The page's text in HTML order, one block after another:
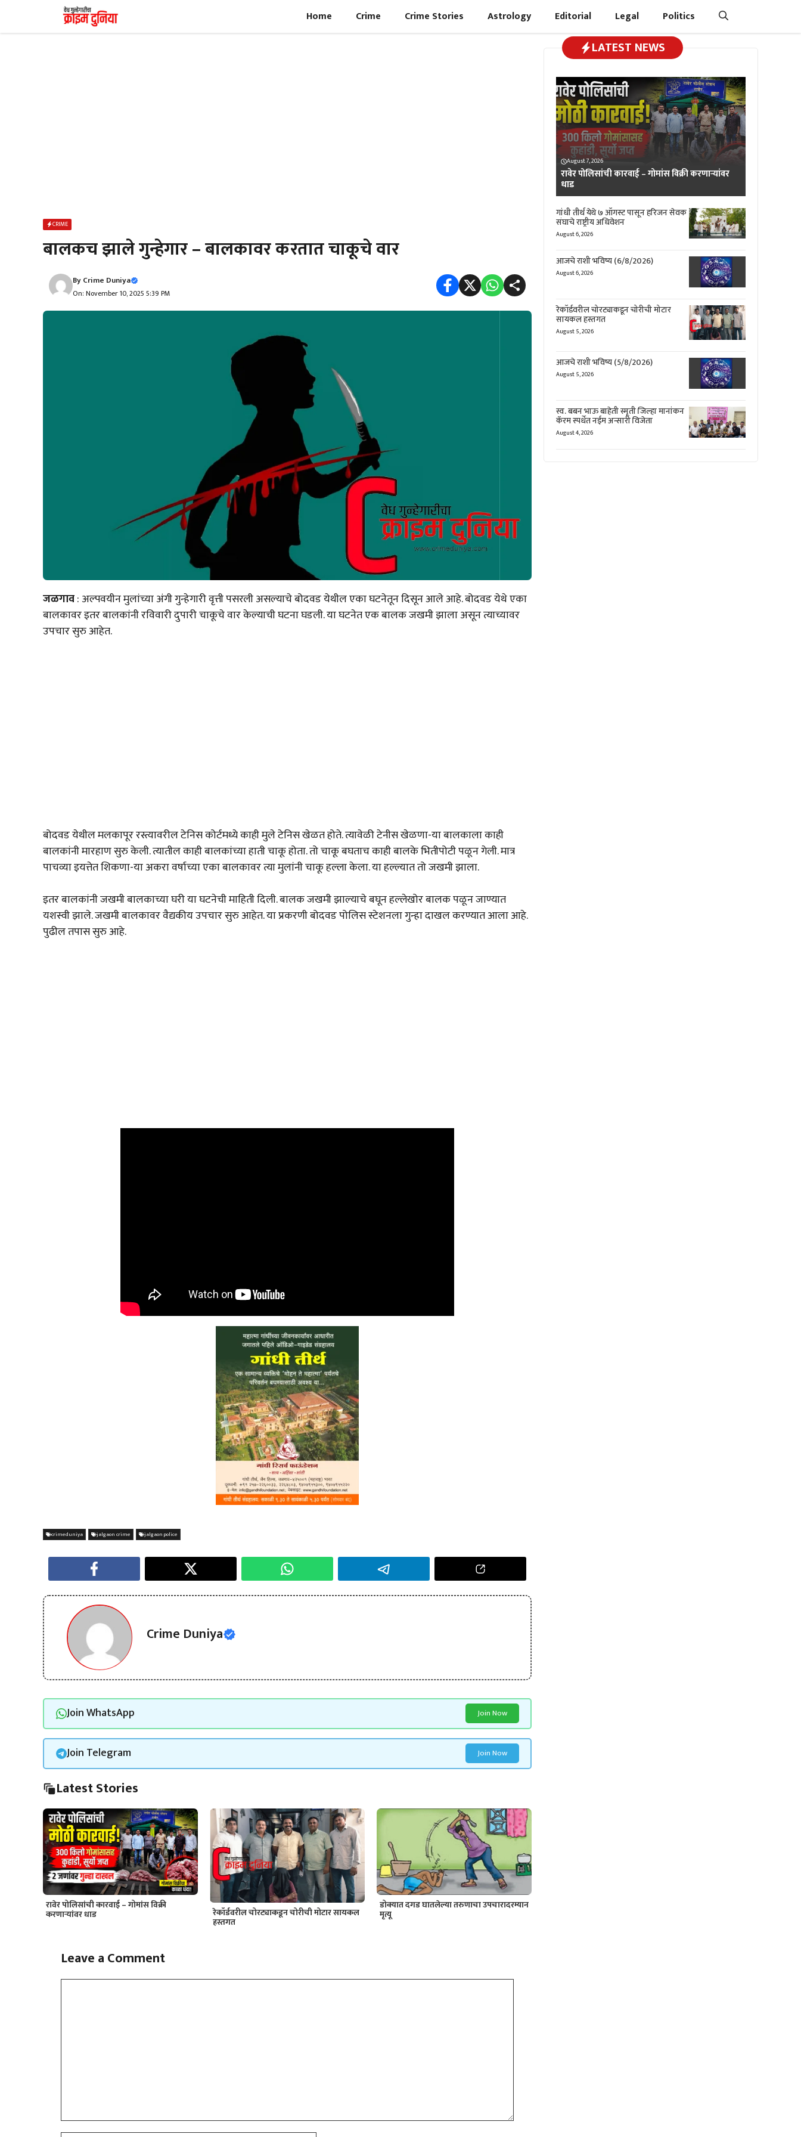
content
Home Crime Crime Stories Astrology Editorial Legal Politics
CRIME
बालकच झाले गुन्हेगार – बालकावर करतात चाकूचे वार
ByCrime Duniya
On: November 10, 2025 5:39 PM
जळगाव: अल्पवयीन मुलांच्या अंगी गुन्हेगारी वृत्ती पसरली असल्याचे बोदवड येथील एका घटनेतून दिसून आले आहे. बोदवड येथे एका
बालकावर इतर बालकांनी रविवारी दुपारी चाकूचे वार केल्याची घटना घडली. या घटनेत एक बालक जखमी झाला असून त्याच्यावर
उपचार सुरु आहेत.
बोदवड येथील मलकापूर रस्त्यावरील टेनिस कोर्टमध्ये काही मुले टेनिस खेळत होते. त्यावेळी टेनीस खेळणा-या बालकाला काही
बालकांनी मारहाण सुरु केली. त्यातील काही बालकांच्या हाती चाकू होता. तो चाकू बघताच काही बालके भितीपोटी पळून गेली. मात्र
पाचव्या इयत्तेत शिकणा-या अकरा वर्षाच्या एका बालकावर त्या मुलांनी चाकू हल्ला केला. या हल्ल्यात तो जखमी झाला.
इतर बालकांनी जखमी बालकाच्या घरी या घटनेची माहिती दिली. बालक जखमी झाल्याचे बघून हल्लेखोर बालक पळून जाण्यात
यशस्वी झाले. जखमी बालकावर वैद्यकीय उपचार सुरु आहेत. या प्रकरणी बोदवड पोलिस स्टेशनला गुन्हा दाखल करण्यात आला आहे.
पुढील तपास सुरु आहे.
crimeduniya jalgaon crime jalgaon police
Crime Duniya
Join WhatsApp Join Now
Join Telegram Join Now
Latest Stories
रावेर पोलिसांची कारवाई – गोमांस विक्री
करणाऱ्यांवर धाड रेकॉर्डवरील चोरट्याकडून चोरीची मोटार सायकल
हस्तगत
डोक्यात दगड घातलेल्या तरुणाचा उपचारादरम्यान
मृत्यू
Leave a Comment
LATEST NEWS
August 7, 2026
रावेर पोलिसांची कारवाई – गोमांस विक्री करणाऱ्यांवर
धाड
गांधी तीर्थ येथे ७ ऑगस्ट पासून हरिजन सेवक
संघाचे राष्ट्रीय अधिवेशन
August 6, 2026
आजचे राशी भविष्य (6/8/2026)
August 6, 2026
रेकॉर्डवरील चोरट्याकडून चोरीची मोटार
सायकल हस्तगत
August 5, 2026
आजचे राशी भविष्य (5/8/2026)
August 5, 2026
स्व. बबन भाऊ बाहेती स्मृती जिल्हा मानांकन
कॅरम स्पर्धेत नईम अन्सारी विजेता
August 4, 2026